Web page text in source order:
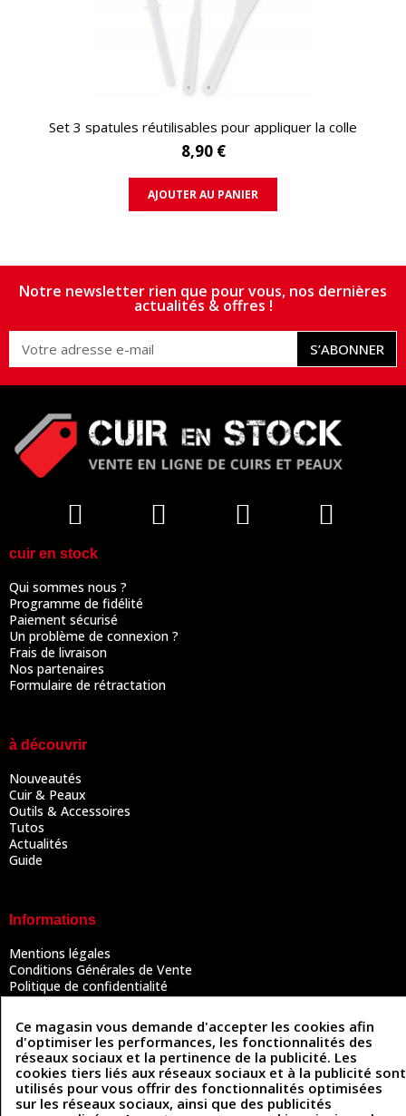
APERÇU RAPIDE
Set 3 spatules réutilisables pour appliquer la colle
8,90 €
AJOUTER AU PANIER
Notre newsletter rien que pour vous, nos dernières
actualités & offres !
S’ABONNER
cuir en stock
Qui sommes nous ?
Programme de fidélité
Paiement sécurisé
Un problème de connexion ?
Frais de livraison
Nos partenaires
Formulaire de rétractation
à découvrir
Nouveautés
Cuir & Peaux
Outils & Accessoires
Tutos
Actualités
Guide
Informations
Mentions légales
Conditions Générales de Vente
Politique de confidentialité
Politique des cookies
Contactez-nous
Coordonnées
493 Chemin de Catougnac
Ce magasin vous demande d'accepter les cookies afin
d'optimiser les performances, les fonctionnalités des
réseaux sociaux et la pertinence de la publicité. Les
cookies tiers liés aux réseaux sociaux et à la publicité sont
utilisés pour vous offrir des fonctionnalités optimisées
sur les réseaux sociaux, ainsi que des publicités